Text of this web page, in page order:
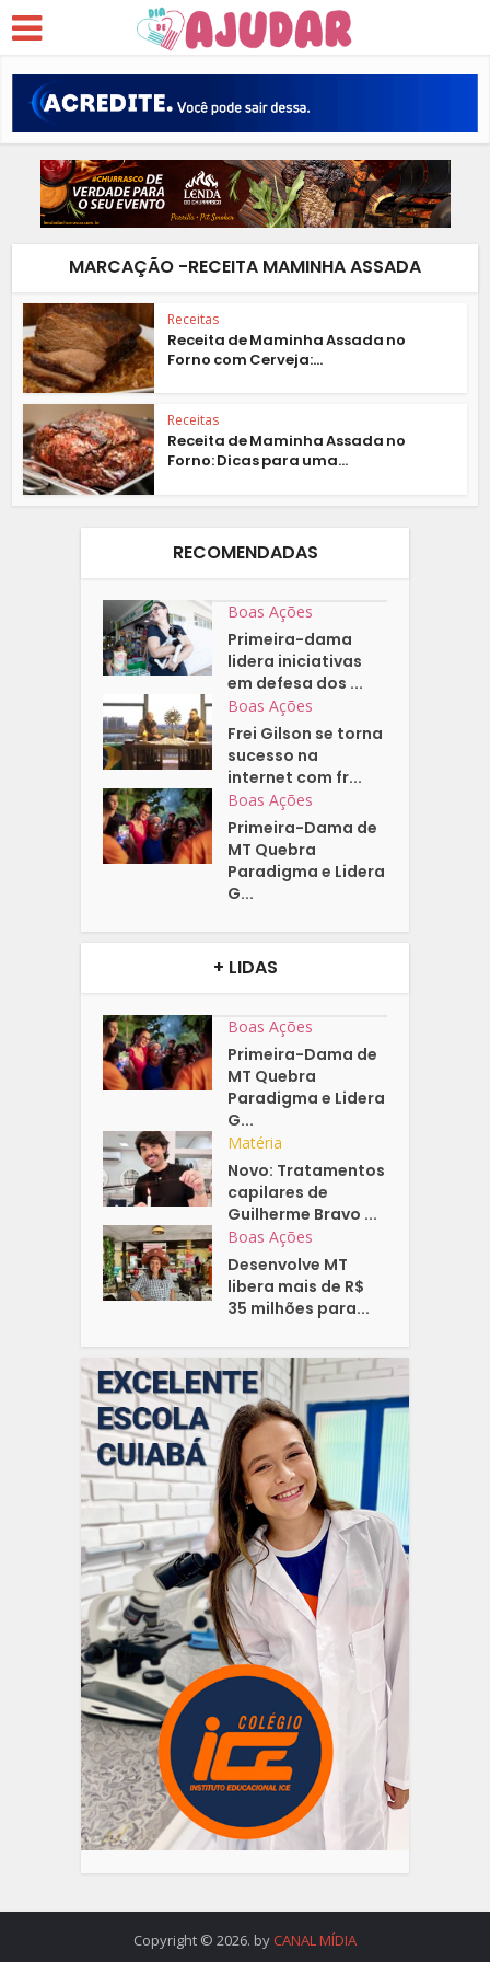
MARCAÇÃO -RECEITA MAMINHA ASSADA
Receitas
Receita de Maminha Assada no
Forno com Cerveja:...
Receitas
Receita de Maminha Assada no
Forno: Dicas para uma...
RECOMENDADAS
Boas Ações
Primeira-dama
lidera iniciativas
em defesa dos ...
Boas Ações
Frei Gilson se torna
sucesso na
internet com fr...
Boas Ações
Primeira-Dama de
MT Quebra
Paradigma e Lidera
G...
+ LIDAS
Boas Ações
Primeira-Dama de
MT Quebra
Paradigma e Lidera
G...
Matéria
Novo: Tratamentos
capilares de
Guilherme Bravo ...
Boas Ações
Desenvolve MT
libera mais de R$
35 milhões para...
Copyright © 2026. by CANAL MÍDIA